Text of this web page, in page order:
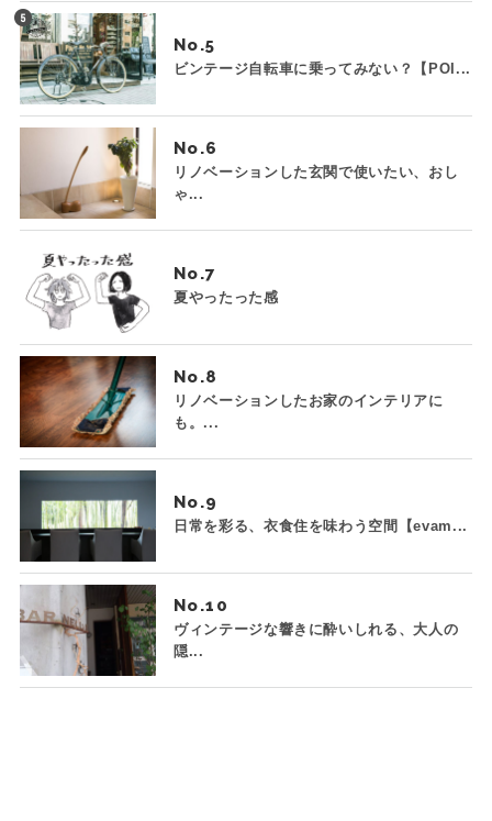
No.
ビンテージ自転車に乗ってみない？【POI...
No.
リノベーションした玄関で使いたい、おし
ゃ...
No.
夏やったった感
No.
リノベーションしたお家のインテリアに
も。...
No.
日常を彩る、衣食住を味わう空間【evam...
No.
ヴィンテージな響きに酔いしれる、大人の
隠...